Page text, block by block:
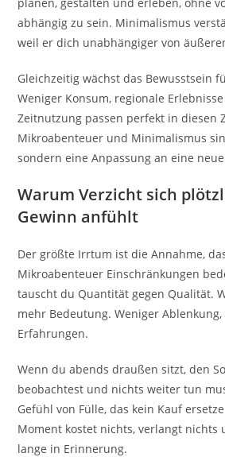
abhängig zu sein. Minimalismus
weil er dich unabhängiger von
Gleichzeitig wächst das Bewusstsein
Weniger Konsum, regionale
Zeitnutzung passen perfekt in diesen
Mikroabenteuer und Minimalismus
sondern eine Anpassung an eine
Warum Verzicht sich
Gewinn anfühlt
Der größte Irrtum ist die Annahme,
Mikroabenteuer Einschränkungen
tauscht du Quantität gegen Qualität.
mehr Bedeutung. Weniger
Erfahrungen.
Wenn du abends draußen sitzt, den
beobachtest und nichts weiter tun
Gefühl von Fülle, das kein Kauf
Moment kostet nichts, verlangt nichts
lange in Erinnerung.